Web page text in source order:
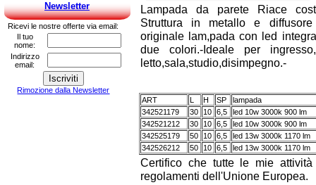
Newsletter
Ricevi le nostre offerte via email:
Il tuo
nome:
Indirizzo
email:
Rimozione dalla Newsletter
Lampada da parete Riace
Struttura in metallo e
originale lam,pada con led
due colori.-Ideale per
letto,sala,studio,disimpegno.-
ART L H SP
lampada
342521179
30 10 6,5
led 10w 3000k 900 lm
342521212
30 10 6,5
led 10w 3000k 900 lm
342525179
50 10 6,5
led 13w 3000k 1170 lm
342526212
50 10 6,5 led 13w 3000k 1170 lm
Certifico che tutte le mie
regolamenti dell'Unione Europea.